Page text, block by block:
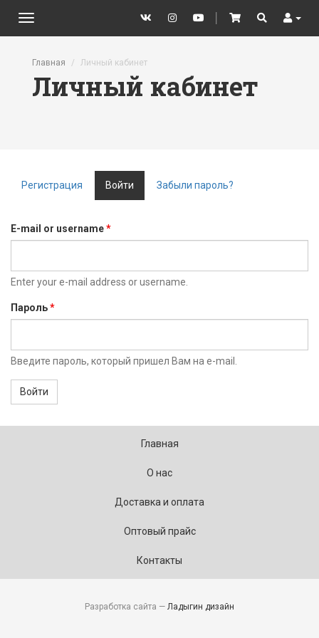
InstagramYouTubeCart SearchUser
Toggle
navigation
Главная Личный кабинет
Личный кабинет
Главные вкладки
Регистрация Войти (активная
вкладка)
Забыли пароль?
E-mail or username*
Enter your e-mail address or username.
Пароль*
Введите пароль, который пришел Вам на e-mail.
Войти
Главная
О нас
Доставка и оплата
Оптовый прайс
Контакты
Разработка сайта — Ладыгин дизайн